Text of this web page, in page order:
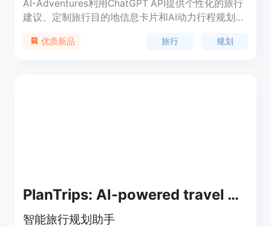
AI-Adventures利用ChatGPT API提供个性化的旅行
建议、定制旅行目的地信息卡片和AI动力行程规划，
兴趣和偏好的独特建议，告别平庸的旅行推荐，节省
优质新品 旅行 规划
PlanTrips: AI-powered travel planner
智能旅行规划助手